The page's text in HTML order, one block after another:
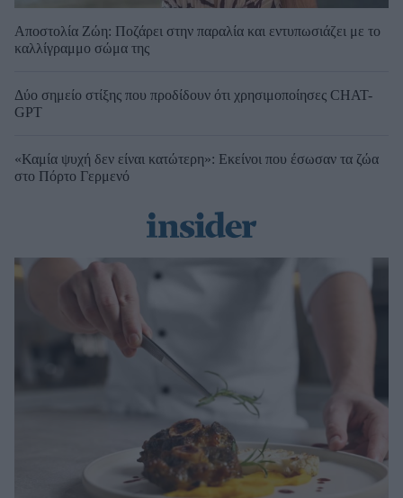
Αποστολία Ζώη: Ποζάρει στην παραλία και εντυπωσιάζει με το
καλλίγραμμο σώμα της
Δύο σημείο στίξης που προδίδουν ότι χρησιμοποίησες CHAT-
GPT
«Καμία ψυχή δεν είναι κατώτερη»: Εκείνοι που έσωσαν τα ζώα
στο Πόρτο Γερμενό